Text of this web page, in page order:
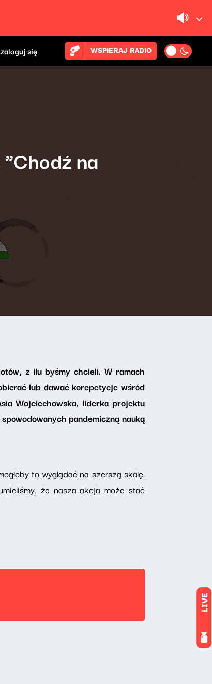
zaloguj się WSPIERAJ RADIO
LIVE
na
z ilu byśmy chcieli. W ramach
lub dawać korepetycje wśród
Wojciechowska, liderka projektu
pandemiczną nauką
to wyglądać na szerszą skalę.
że nasza akcja może stać